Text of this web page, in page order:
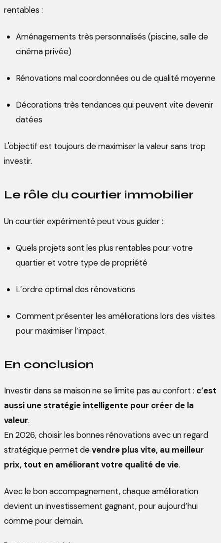
rentables :
Aménagements très personnalisés (piscine, salle de
cinéma privée)
Rénovations mal coordonnées ou de qualité moyenne
Décorations très tendances qui peuvent vite devenir
datées
L'objectif est toujours de maximiser la valeur sans trop
investir.
Le rôle du courtier immobilier
Un courtier expérimenté peut vous guider :
Quels projets sont les plus rentables pour votre
quartier et votre type de propriété
L’ordre optimal des rénovations
Comment présenter les améliorations lors des visites
pour maximiser l’impact
En conclusion
Investir dans sa maison ne se limite pas au confort : c’est
aussi une stratégie intelligente pour créer de la
valeur.
En 2026, choisir les bonnes rénovations avec un regard
stratégique permet devendre plus vite, au meilleur
prix, tout en améliorant votre qualité de vie.
Avec le bon accompagnement, chaque amélioration
devient un investissement gagnant, pour aujourd’hui
comme pour demain.